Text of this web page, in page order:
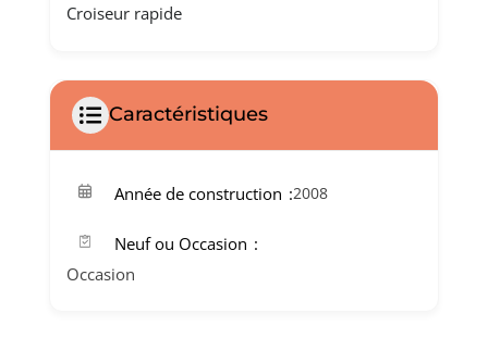
Croiseur rapide
Caractéristiques
Année de construction 2008
Neuf ou Occasion
Occasion